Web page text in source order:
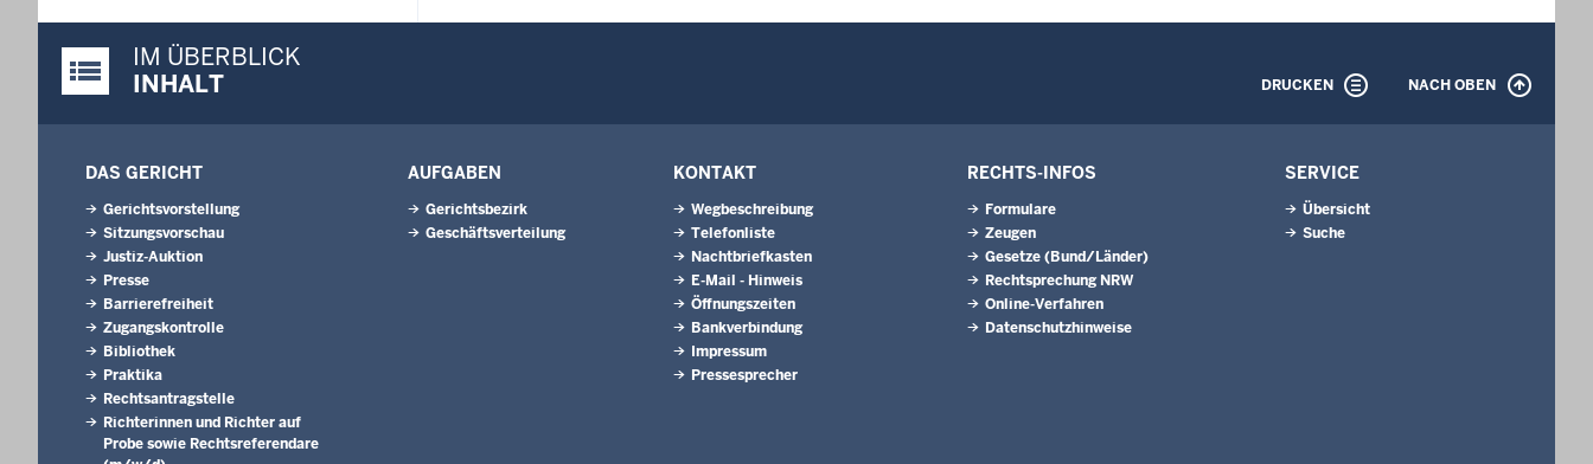
Justiz-Portal im Überblick:
IM ÜBERBLICK
INHALT
DRUCKEN NACH OBEN
DAS GERICHT
Gerichtsvorstellung
Sitzungsvorschau
Justiz-Auktion
Presse
Barrierefreiheit
Zugangskontrolle
Bibliothek
Praktika
Rechtsantragstelle
Richterinnen und Richter auf
Probe sowie Rechtsreferendare
AUFGABEN
Gerichtsbezirk
Geschäftsverteilung
KONTAKT
Wegbeschreibung
Telefonliste
Nachtbriefkasten
E-Mail - Hinweis
Öffnungszeiten
Bankverbindung
Impressum
Pressesprecher
RECHTS-INFOS
Formulare
Zeugen
Gesetze (Bund/Länder)
Rechtsprechung NRW
Online-Verfahren
Datenschutzhinweise
SERVICE
Übersicht
Suche